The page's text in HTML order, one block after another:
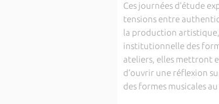
Ces journées d’étude
tensions entre
la production
institutionnelle des
ateliers, elles mettront
d’ouvrir une réflexion
des formes musicales